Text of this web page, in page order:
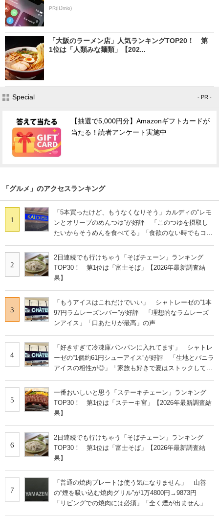
PR(IIJmio)
「大阪のラーメン店」人気ランキングTOP20！ 第
1位は「人類みな麺類」【202...
Special - PR -
【抽選で5,000円分】Amazonギフトカードが
当たる！読者アンケート実施中
「グルメ」のアクセスランキング
1
「5本買ったけど、もうなくなりそう」カルディの“レモ
ンとオリーブのめんつゆ”が好評 「このつゆを摂取し
たいからそうめんを食べてる」「食欲のない時でもコレ
2
2日連続でも行けちゃう「そばチェーン」ランキング
TOP30！ 第1位は「富士そば」【2026年最新調査結
果】
3
「もうアイスはこれだけでいい」 シャトレーゼの“1本
97円ラムレーズンバー”が好評 「理想的なラムレーズ
ンアイス」「口あたりが最高」の声
4
「好きすぎて冷凍庫パンパンに入れてます」 シャトレ
ーゼの“1個約61円シューアイス”が好評 「生地とバニラ
アイスの相性が◎」「家族も好きで夏はストックして
5
一番おいしいと思う「ステーキチェーン」ランキング
TOP30！ 第1位は「ステーキ宮」【2026年最新調査結
果】
6
2日連続でも行けちゃう「そばチェーン」ランキング
TOP30！ 第1位は「富士そば」【2026年最新調査結
果】
7
「普通の焼肉プレートは使う気になりません」 山善
の“煙を吸い込む焼肉グリル”が1万4800円→9873円
「リビングでの焼肉には必須」「全く煙が出ません」と